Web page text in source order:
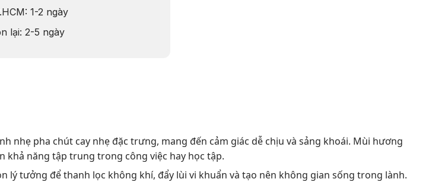
1-2 ngày
lại: 2-5 ngày
nhẹ pha chút cay nhẹ đặc trưng, mang đến cảm giác dễ chịu và sảng khoái. Mùi hương
khả năng tập trung trong công việc hay học tập.
lý tưởng để thanh lọc không khí, đẩy lùi vi khuẩn và tạo nên không gian sống trong lành.